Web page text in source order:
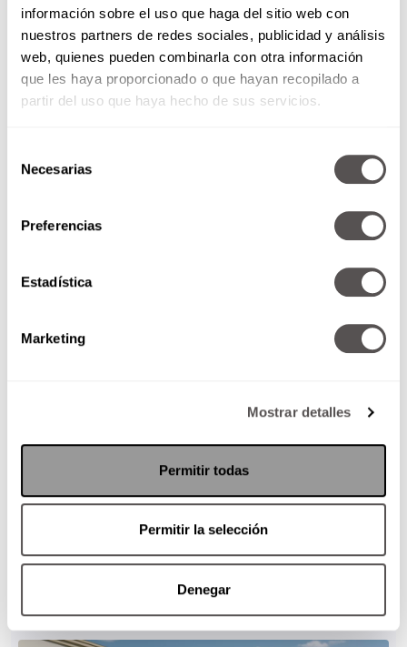
información sobre el uso que haga del sitio web con
nuestros partners de redes sociales, publicidad y análisis
web, quienes pueden combinarla con otra información
que les haya proporcionado o que hayan recopilado a
partir del uso que haya hecho de sus servicios.
Necesarias
Preferencias
Estadística
Marketing
Mostrar detalles
Permitir todas
Permitir la selección
Denegar